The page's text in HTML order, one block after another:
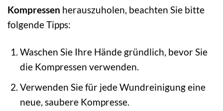
Kompressen herauszuholen, beachten Sie bitte
folgende Tipps:
Waschen Sie Ihre Hände gründlich, bevor Sie
die Kompressen verwenden.
Verwenden Sie für jede Wundreinigung eine
neue, saubere Kompresse.